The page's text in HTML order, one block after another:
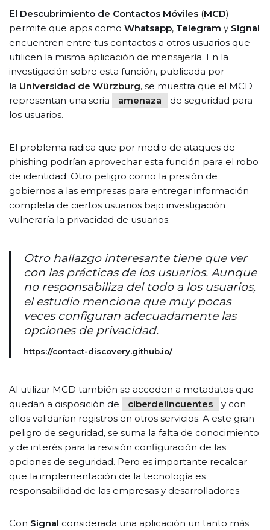
El Descubrimiento de Contactos Móviles (MCD)
permite que apps como Whatsapp, Telegram y Signal
encuentren entre tus contactos a otros usuarios que
utilicen la misma aplicación de mensajería. En la
investigación sobre esta función, publicada por
la Universidad de Würzburg, se muestra que el MCD
representan una seria
amenaza
de seguridad para
los usuarios.
El problema radica que por medio de ataques de
phishing podrían aprovechar esta función para el robo
de identidad. Otro peligro como la presión de
gobiernos a las empresas para entregar información
completa de ciertos usuarios bajo investigación
vulneraría la privacidad de usuarios.
Otro hallazgo interesante tiene que ver
con las prácticas de los usuarios. Aunque
no responsabiliza del todo a los usuarios,
el estudio menciona que muy pocas
veces configuran adecuadamente las
opciones de privacidad.
https://contact-discovery.github.io/
Al utilizar MCD también se acceden a metadatos que
quedan a disposición de
ciberdelincuentes
y con
ellos validarían registros en otros servicios. A este gran
peligro de seguridad, se suma la falta de conocimiento
y de interés para la revisión configuración de las
opciones de seguridad. Pero es importante recalcar
que la implementación de la tecnología es
responsabilidad de las empresas y desarrolladores.
Con Signal considerada una aplicación un tanto más